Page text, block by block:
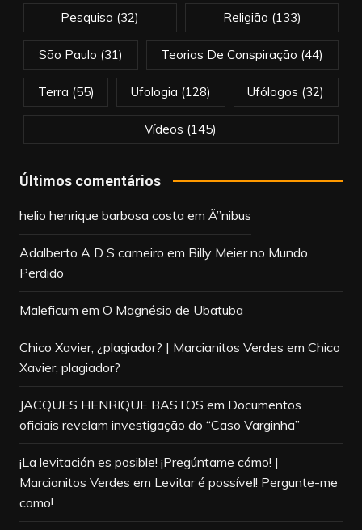
Pesquisa (32) Religião (133)
São Paulo (31) Teorias De Conspiração (44)
Terra (55) Ufologia (128) Ufólogos (32)
Vídeos (145)
Últimos comentários
helio henrique barbosa costa em Ã”nibus
Adalberto A D S carneiro em Billy Meier no Mundo
Perdido
Maleficum em O Magnésio de Ubatuba
Chico Xavier, ¿plagiador? | Marcianitos Verdes em Chico
Xavier, plagiador?
JACQUES HENRIQUE BASTOS em Documentos
oficiais revelam investigação do “Caso Varginha”
¡La levitación es posible! ¡Pregúntame cómo! |
Marcianitos Verdes em Levitar é possível! Pergunte-me
como!